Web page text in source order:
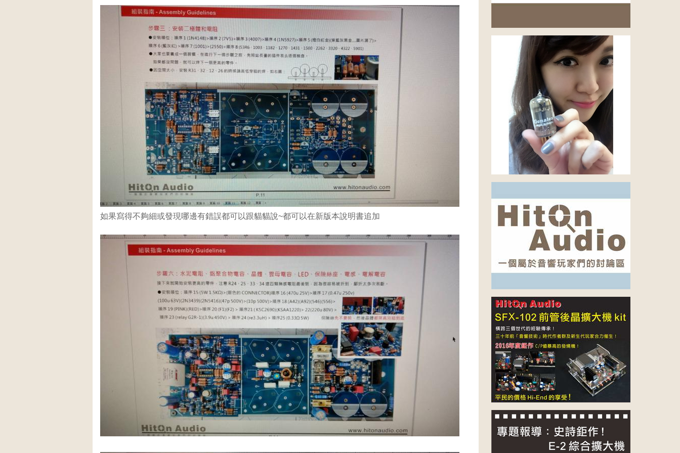
如果寫得不夠細或發現哪邊有錯誤都可以跟貓貓說~都可以在新版本說明書追加